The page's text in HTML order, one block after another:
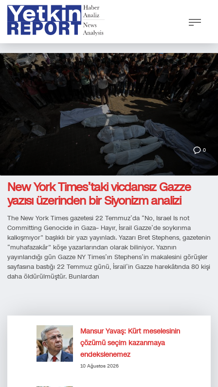
0
New York Times’taki vicdansız Gazze
yazısı üzerinden bir Siyonizm analizi
The New York Times gazetesi 22 Temmuz’da “No, Israel Is not
Committing Genocide in Gaza– Hayır, İsrail Gazze’de soykırıma
kalkışmıyor” başlıklı bir yazı yayınladı. Yazarı Bret Stephens, gazetenin
“muhafazakâr” köşe yazarlarından olarak biliniyor. Yazının
yayınlandığı gün Gazze NY Times’ın Stephens’in makalesini görüşler
sayfasına bastığı 22 Temmuz günü, İsrail’in Gazze harekâtında 80 kişi
daha öldürülmüştür. Bunlardan
Mansur Yavaş: Kürt meselesinin
çözümü seçim kazanmaya
endekslenemez
10 Ağustos 2026